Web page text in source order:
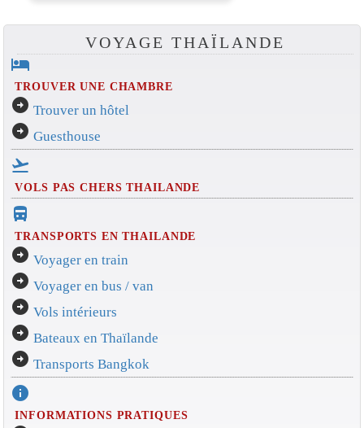
VOYAGE THAÏLANDE
hotel
TROUVER UNE CHAMBRE
arrow_circle_right Trouver un hôtel
arrow_circle_right Guesthouse
flight_takeoff
VOLS PAS CHERS THAILANDE
directions_bus_filled
TRANSPORTS EN THAILANDE
arrow_circle_right Voyager en train
arrow_circle_right Voyager en bus / van
arrow_circle_right Vols intérieurs
arrow_circle_right Bateaux en Thaïlande
arrow_circle_right Transports Bangkok
info
INFORMATIONS PRATIQUES